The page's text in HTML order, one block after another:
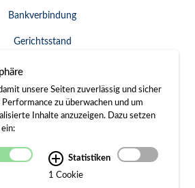
Bankverbindung
Gerichtsstand
Widerruf erklären
& KONTAKT
Besuch / Anfahrt
Kontakt
unsere Seiten zuverlässig und sicher
zu überwachen und um
Inhalte anzuzeigen. Dazu setzen
Statistiken
1 Cookie